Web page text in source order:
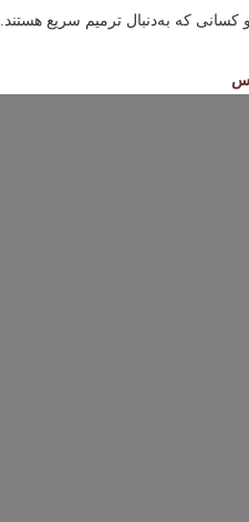
که به‌دنبال ترمیم سریع هستند.